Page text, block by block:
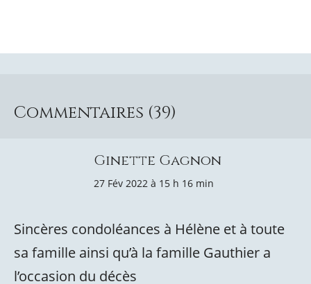
Commentaires (39)
Ginette Gagnon
27 Fév 2022 à 15 h 16 min
Sincères condoléances à Hélène et à toute
sa famille ainsi qu’à la famille Gauthier a
l’occasion du décès